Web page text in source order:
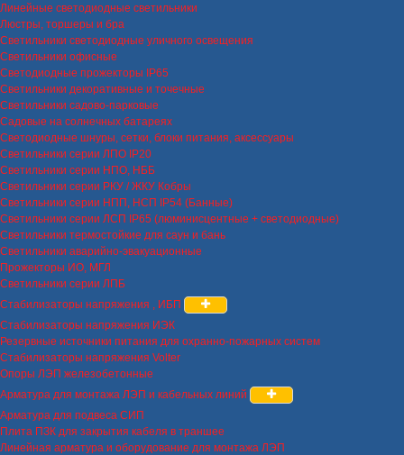
Линейные светодиодные светильники
Люстры, торшеры и бра
Светильники светодиодные уличного освещения
Светильники офисные
Светодиодные прожекторы IP65
Светильники декоративные и точечные
Светильники садово-парковые
Садовые на солнечных батареях
Светодиодные шнуры, сетки, блоки питания, аксессуары
Светильники серии ЛПО IP20
Светильники серии НПО, НББ
Светильники серии РКУ / ЖКУ Кобры
Светильники серии НПП, НСП IP54 (Банные)
Светильники серии ЛСП IP65 (люминисцентные + светодиодные)
Светильники термостойкие для саун и бань
Светильники аварийно-эвакуационные
Прожекторы ИО, МГЛ
Светильники серии ЛПБ
Стабилизаторы напряжения , ИБП
Стабилизаторы напряжения ИЭК
Резервные источники питания для охранно-пожарных систем
Стабилизаторы напряжения Volter
Опоры ЛЭП железобетонные
Арматура для монтажа ЛЭП и кабельных линий
Арматура для подвеса СИП
Плита ПЗК для закрытия кабеля в траншее
Линейная арматура и оборудование для монтажа ЛЭП